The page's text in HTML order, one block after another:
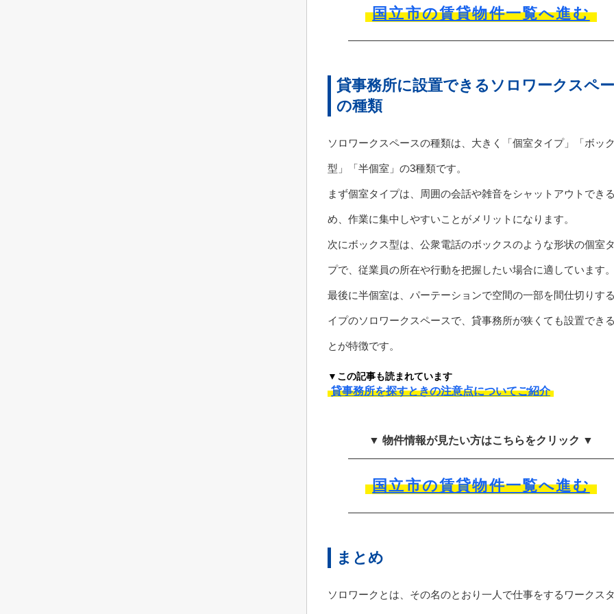
国立市の賃貸物件一覧へ進む
貸事務所に設置できるソロワークスペ
の種類
ソロワークスペースの種類は、大きく「個室タイプ」「ボッ
型」「半個室」の3種類です。
まず個室タイプは、周囲の会話や雑音をシャットアウトでき
め、作業に集中しやすいことがメリットになります。
次にボックス型は、公衆電話のボックスのような形状の個室
プで、従業員の所在や行動を把握したい場合に適しています。
最後に半個室は、パーテーションで空間の一部を間仕切りす
イプのソロワークスペースで、貸事務所が狭くても設置でき
とが特徴です。
▼この記事も読まれています
貸事務所を探すときの注意点についてご紹介
▼ 物件情報が見たい方はこちらをクリック ▼
国立市の賃貸物件一覧へ進む
まとめ
ソロワークとは、その名のとおり一人で仕事をするワークス